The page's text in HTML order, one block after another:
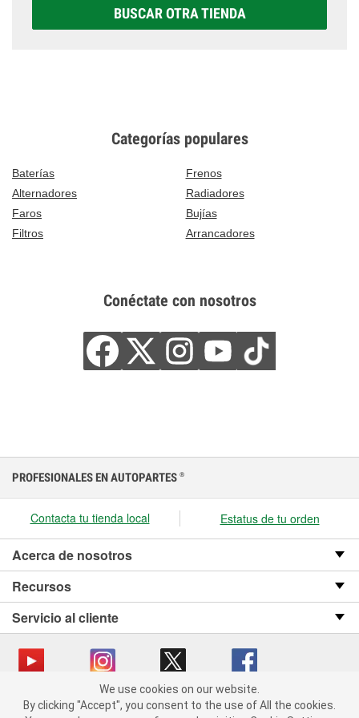
BUSCAR OTRA TIENDA
Categorías populares
Baterías
Frenos
Alternadores
Radiadores
Faros
Bujías
Filtros
Arrancadores
Conéctate con nosotros
We use cookies on our website. By clicking "Accept", you consent
to the use of All the cookies.
PROFESIONALES EN AUTOPARTES ®
Contacta tu tienda local Estatus de tu orden
Acerca de nosotros
Recursos
Servicio al cliente
Copyright © 2008-2026 O’Reilly Auto Parts v OST_3.2.0.0.729 (3) cv1361
We use cookies on our website.
By clicking "Accept", you consent to the use of All the cookies.